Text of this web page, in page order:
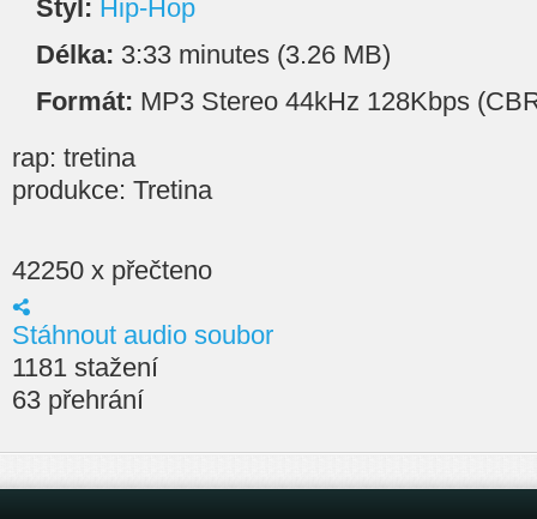
Styl: Hip-Hop
Délka: 3:33 minutes (3.26 MB)
Formát: MP3 Stereo 44kHz 128Kbps
rap: tretina
produkce: Tretina
42250 x přečteno
Stáhnout audio soubor
1181 stažení
63 přehrání